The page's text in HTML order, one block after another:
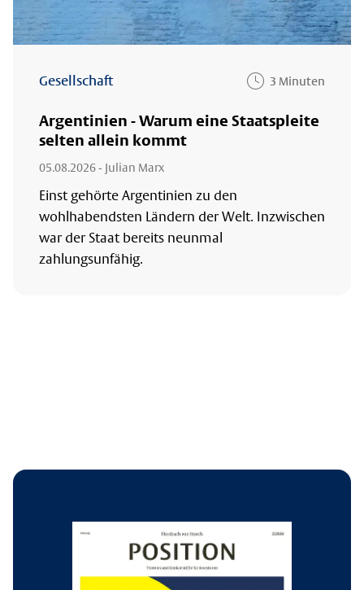
Gesellschaft 3 Minuten
Argentinien - Warum eine Staatspleite
selten allein kommt
05.08.2026- Julian Marx
Einst gehörte Argentinien zu den
wohlhabendsten Ländern der Welt. Inzwischen
war der Staat bereits neunmal
zahlungsunfähig.